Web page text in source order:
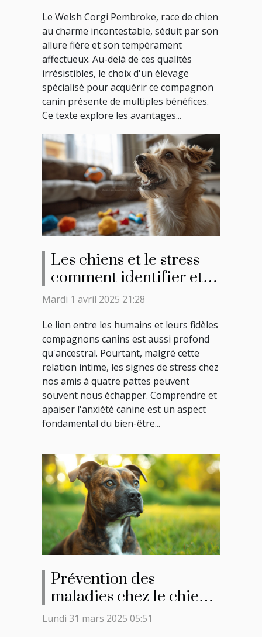
Le Welsh Corgi Pembroke, race de chien
au charme incontestable, séduit par son
allure fière et son tempérament
affectueux. Au-delà de ces qualités
irrésistibles, le choix d'un élevage
spécialisé pour acquérir ce compagnon
canin présente de multiples bénéfices.
Ce texte explore les avantages...
Les chiens et le stress
comment identifier et
apaiser l'anxiété canine
Mardi 1 avril 2025 21:28
Le lien entre les humains et leurs fidèles
compagnons canins est aussi profond
qu'ancestral. Pourtant, malgré cette
relation intime, les signes de stress chez
nos amis à quatre pattes peuvent
souvent nous échapper. Comprendre et
apaiser l'anxiété canine est un aspect
fondamental du bien-être...
Prévention des
maladies chez le chien
stratégies pour
Lundi 31 mars 2025 05:51